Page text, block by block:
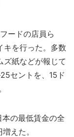
ードの店員ら
キを行った。多数
ズ紙などが報じて
セントを、15ド
の最低賃金の全
えた。